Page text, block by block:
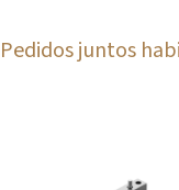
Pedidos juntos